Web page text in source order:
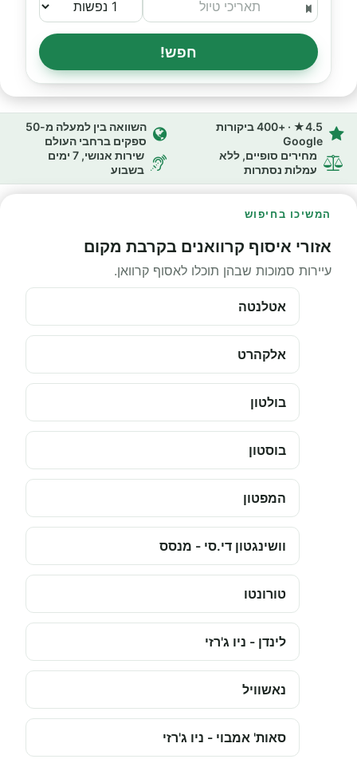
חפש!
4.5★ · +400 ביקורות
Google
השוואה בין למעלה מ-50
ספקים ברחבי העולם
מחירים סופיים, ללא
עמלות נסתרות
שירות אנושי, 7 ימים
בשבוע
המשיכו בחיפוש
אזורי איסוף קרוואנים בקרבת מקום
עיירות סמוכות שבהן תוכלו לאסוף קרוואן.
אטלנטה
אלקהרט
בולטון
בוסטון
המפטון
וושינגטון די.סי - מנסס
טורונטו
לינדן - ניו ג'רזי
נאשוויל
סאות' אמבוי - ניו ג'רזי